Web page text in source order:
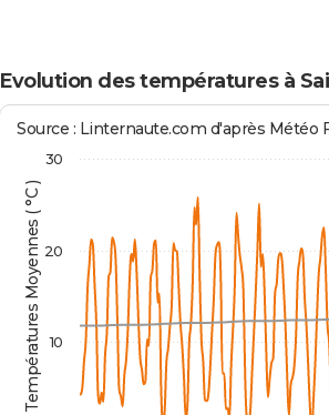
Evolution des températures à
Températures Moyennes ( °C )
Source : Linternaute.com d'après Météo
10
20
30